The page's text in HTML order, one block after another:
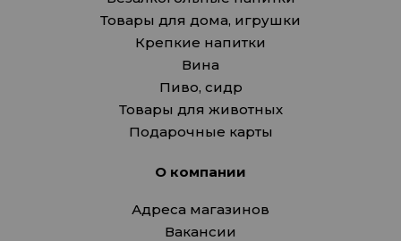
Товары для дома, игрушки
Крепкие напитки
Вина
Пиво, сидр
Товары для животных
Подарочные карты
О компании
Адреса магазинов
Вакансии